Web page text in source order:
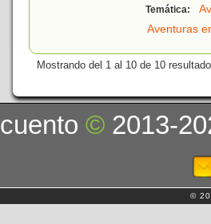
Temática:
Aventuras
Mostrando del 1 al 10 de 10
cuento© 2013-
©